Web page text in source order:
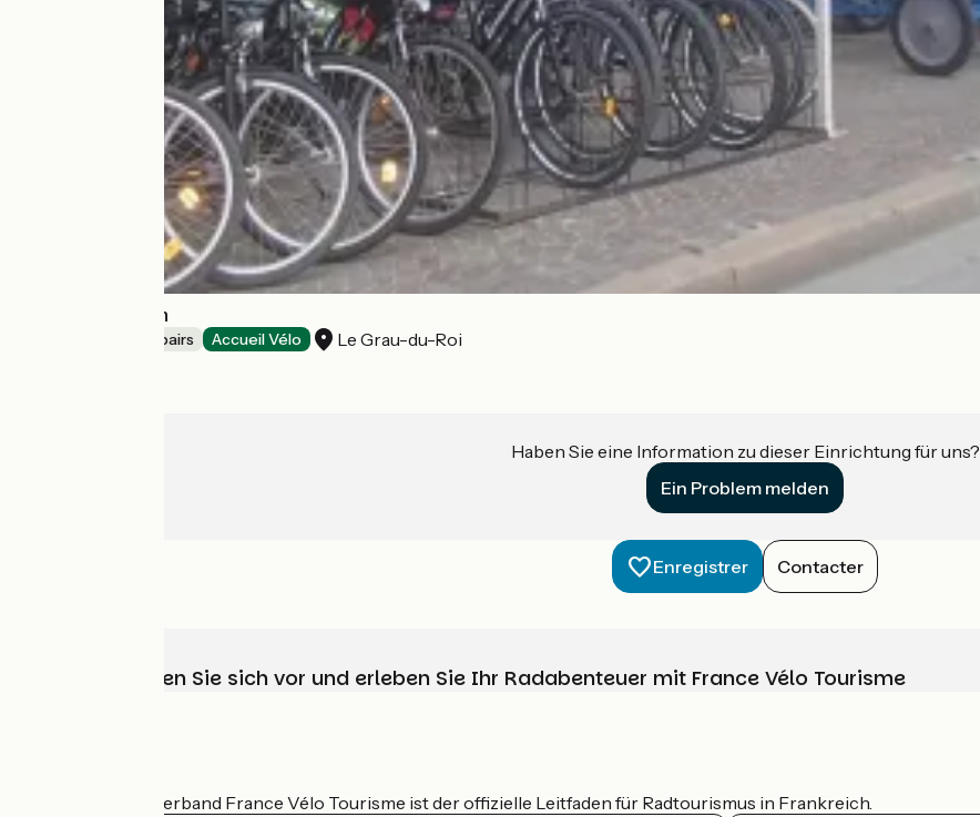
Rosalie Location
Bicycle rentals/ repairs Accueil Vélo Le Grau-du-Roi
Haben Sie eine Information zu dieser Einrichtung für uns?
Ein Problem melden
Enregistrer Contacter
Wählen, bereiten Sie sich vor und erleben Sie Ihr Radabenteuer mit France Vélo Tourisme
Der nationale Verband France Vélo Tourisme ist der offizielle Leitfaden für Radtourismus in Frankreich.